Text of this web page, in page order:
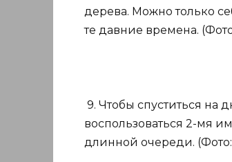
дерева. Можно только
те давние времена.
9. Чтобы спуститься на
воспользоваться 2-мя
длинной очереди.